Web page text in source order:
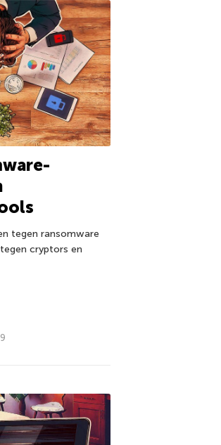
tegen ransomware
cryptors en